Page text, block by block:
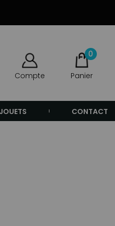
Compte
0
Panier
CONTACT